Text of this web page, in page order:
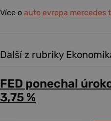
Více o auto evropa mercedes
Další z rubriky
FED ponechal
3,75 %